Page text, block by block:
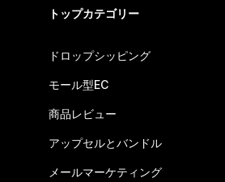
トップカテゴリー
ドロップシッピング
モール型EC
商品レビュー
アップセルとバンドル
メールマーケティング